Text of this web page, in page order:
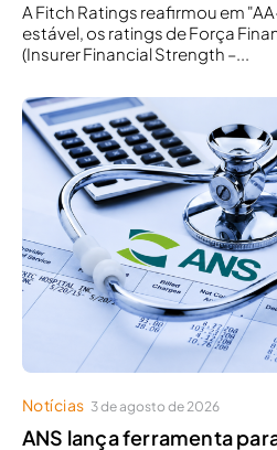
A Fitch Ratings reafirmou em
estável, os ratings de Força
(Insurer Financial Strength –...
Notícias 3 de agosto de 2026
ANS lança ferramenta